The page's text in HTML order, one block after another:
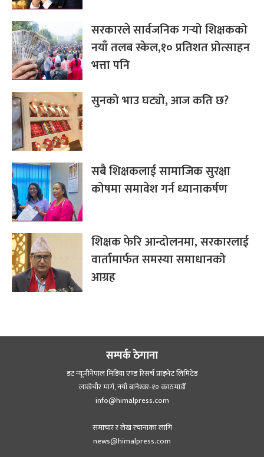
सरकारले सार्वजनिक गर्‍यो शिक्षकको
नयाँ तलब स्केल,१० प्रतिशत प्रोत्साहन
भत्ता पनि
सुनको भाउ घट्यो, आज कति छ?
सबै शिक्षकलाई सामाजिक सुरक्षा
कोषमा समावेश गर्न ध्यानाकर्षण
शिक्षक फेरि आन्दोलनमा, सरकारलाई
वार्तामार्फत समस्या समाधानको
आग्रह
सम्पर्क ठेगाना
डट न्यूजीनेपाल मिडिया एण्ड रिसर्च प्राइभेट लिमिटेड
लाखेचौर मार्ग, नयाँ बानेश्‍वर-१० काठमाडौँ
info@himalpress.com
समाचार र लेख रचानाका लागि
news@himalpress.com